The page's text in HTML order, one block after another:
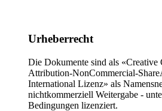
Urheberrecht
Die Dokumente sind als «Creative
Attribution-NonCommercial-
International Lizenz» als
nichtkommerziell Weitergabe -
Bedingungen lizenziert.